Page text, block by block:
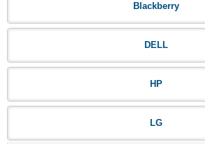
Blackberry
DELL
HP
LG